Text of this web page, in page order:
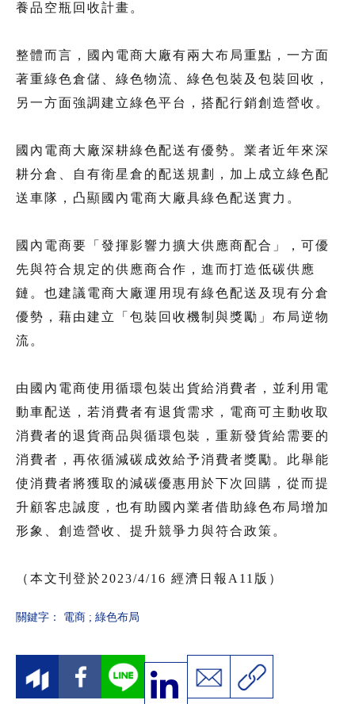
養品空瓶回收計畫。
整體而言，國內電商大廠有兩大布局重點，一方面
著重綠色倉儲、綠色物流、綠色包裝及包裝回收，
另一方面強調建立綠色平台，搭配行銷創造營收。
國內電商大廠深耕綠色配送有優勢。業者近年來深
耕分倉、自有衛星倉的配送規劃，加上成立綠色配
送車隊，凸顯國內電商大廠具綠色配送實力。
國內電商要「發揮影響力擴大供應商配合」，可優
先與符合規定的供應商合作，進而打造低碳供應
鏈。也建議電商大廠運用現有綠色配送及現有分倉
優勢，藉由建立「包裝回收機制與獎勵」布局逆物
流。
由國內電商使用循環包裝出貨給消費者，並利用電
動車配送，若消費者有退貨需求，電商可主動收取
消費者的退貨商品與循環包裝，重新發貨給需要的
消費者，再依循減碳成效給予消費者獎勵。此舉能
使消費者將獲取的減碳優惠用於下次回購，從而提
升顧客忠誠度，也有助國內業者借助綠色布局增加
形象、創造營收、提升競爭力與符合政策。
（本文刊登於2023/4/16 經濟日報A11版）
關鍵字： 電商 ; 綠色布局